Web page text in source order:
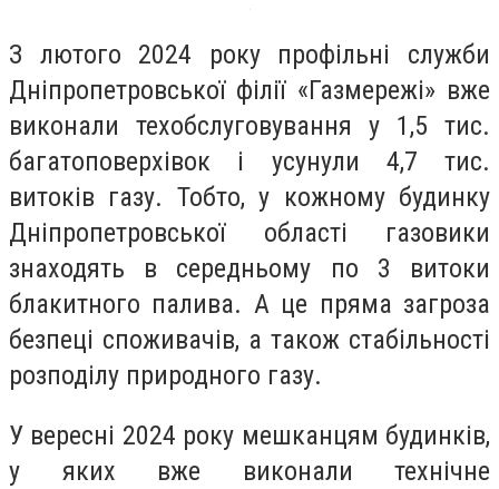
З лютого 2024 року профільні служби
Дніпропетровської філії «Газмережі» вже
виконали техобслуговування у 1,5 тис.
багатоповерхівок і усунули 4,7 тис.
витоків газу. Тобто, у кожному будинку
Дніпропетровської області газовики
знаходять в середньому по 3 витоки
блакитного палива. А це пряма загроза
безпеці споживачів, а також стабільності
розподілу природного газу.
У вересні 2024 року мешканцям будинків,
у яких вже виконали технічне